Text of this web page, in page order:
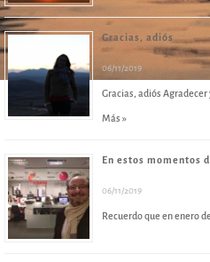
Gracias, adiós
06/11/2019
Gracias, adiós Agradecer
Más »
En estos momentos
06/11/2019
Recuerdo que en enero